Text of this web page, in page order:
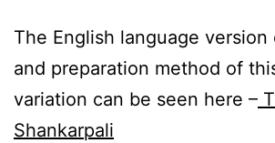
The English language
and preparation method of
variation can be seen here –
Shankarpali